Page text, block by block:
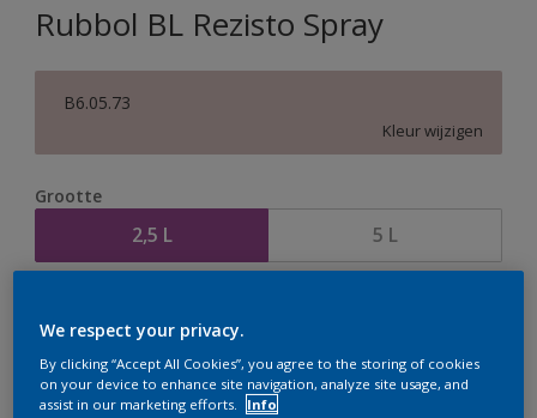
Rubbol BL Rezisto Spray
B6.05.73
Kleur wijzigen
Grootte
2,5 L 5 L
We respect your privacy.
By clicking “Accept All Cookies”, you agree to the storing of cookies
on your device to enhance site navigation, analyze site usage, and
assist in our marketing efforts.
Info